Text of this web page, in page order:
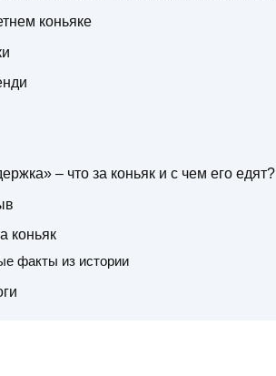
коньяке
– что за коньяк и с чем его едят?
коньяк
факты из истории